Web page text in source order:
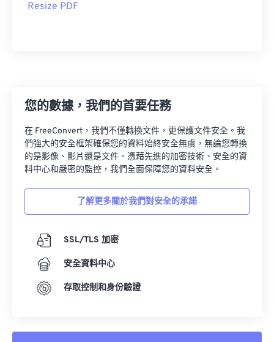
Resize PDF
您的數據，我們的首要任務
在 FreeConvert，我們不僅轉換文件，更保護文件安全。我
們強大的安全框架確保您的資料始終安全無虞，無論您轉換
的是影像、影片還是文件。憑藉先進的加密技術、安全的資
料中心和嚴密的監控，我們全面保障您的資料安全。
了解更多關於我們對安全的承諾
SSL/TLS 加密
安全資料中心
存取控制和身份驗證